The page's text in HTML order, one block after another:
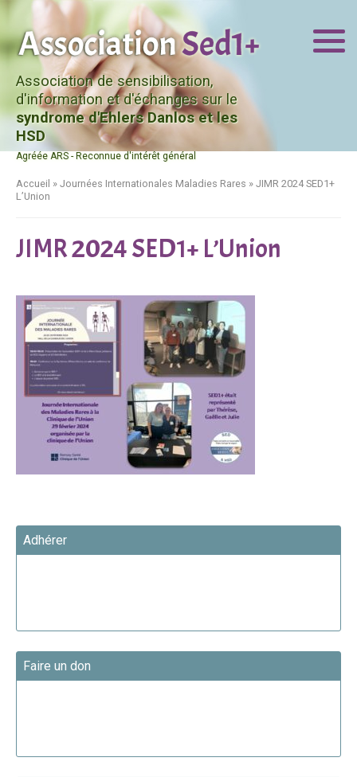
Association de sensibilisation,
d'information et d'échanges sur le
syndrome d'Ehlers Danlos et les
HSD
Agréée ARS - Reconnue d'intérêt général
Accueil » Journées Internationales Maladies Rares » JIMR 2024 SED1+
L’Union
JIMR 2024 SED1+ L’Union
Adhérer
Faire un don